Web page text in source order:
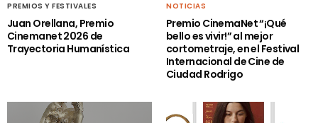
PREMIOS Y FESTIVALES
Juan Orellana, Premio
Cinemanet 2026 de
Trayectoria Humanística
NOTICIAS
Premio CinemaNet “¡Qué
bello es vivir!” al mejor
cortometraje, en el Festival
Internacional de Cine de
Ciudad Rodrigo